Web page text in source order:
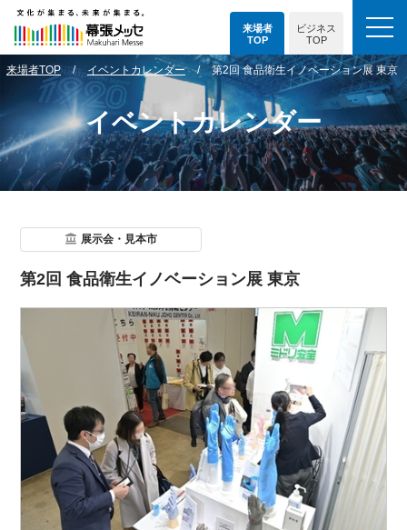
来場者
TOP
ビジネス
TOP
イベントカレンダー
来場者TOP イベントカレンダー 第2回 食品衛生イノベーション展 東京
展示会・見本市
第2回 食品衛生イノベーション展 東京